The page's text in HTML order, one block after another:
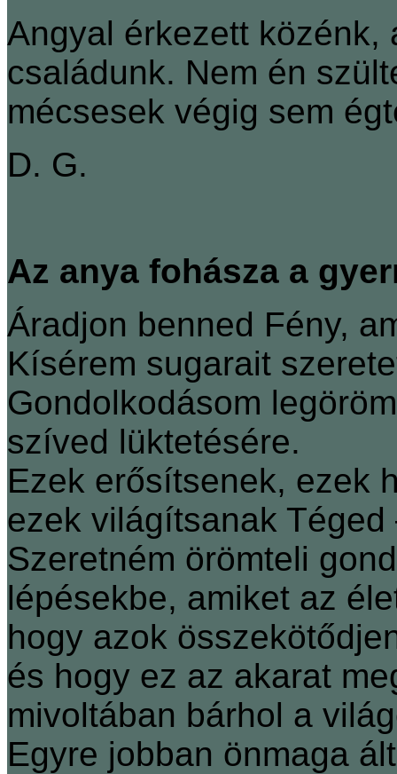
Angyal érkezett közénk,
családunk. Nem én
mécsesek végig sem
D. G.
Az anya fohásza a
Áradjon benned Fény,
Kísérem sugarait
Gondolkodásom
szíved lüktetésére.
Ezek erősítsenek, ezek
ezek világítsanak Téged
Szeretném örömteli
lépésekbe, amiket az
hogy azok
és hogy ez az akarat
mivoltában bárhol a
Egyre jobban önmaga